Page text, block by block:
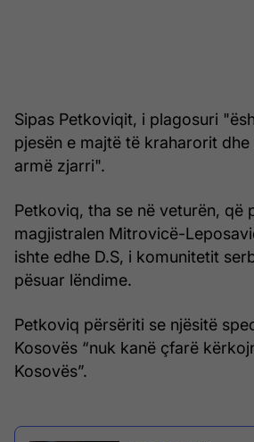
Sipas Petkoviqit, i plagosuri
pjesën e majtë të kraharorit
armë zjarri".
Petkoviq, tha se në veturën, që
magjistralen Mitrovicë-
ishte edhe D.S, i komunitetit
pësuar lëndime.
Petkoviq përsëriti se njësitë
Kosovës “nuk kanë çfarë
Kosovës”.